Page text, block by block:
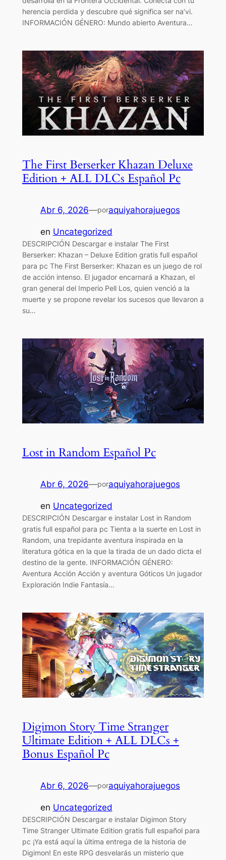
herencia perdida y descubre qué significa ser na’vi.
INFORMACIÓN GÉNERO: Mundo abierto Aventura…
The First Berserker Khazan Deluxe
Edition + ALL DLCs Español Pc
Abr 6, 2026—poraquiyahorajuegos
en Uncategorized
DESCRIPCIÓN Descargar e instalar The First
Berserker: Khazan – Deluxe Edition gratis full español
para pc The First Berserker: Khazan es un juego de rol
de acción intenso. El jugador encarnará a Khazan, el
gran general del Imperio Pell Los, quien venció a la
muerte y se propone revelar los sucesos que llevaron a
su…
Lost in Random Español Pc
Abr 6, 2026—poraquiyahorajuegos
en Uncategorized
DESCRIPCIÓN Descargar e instalar Lost in Random
gratis full español para pc Tienta a la suerte en Lost in
Random, una trepidante aventura inspirada en la
literatura gótica en la que la tirada de un dado dicta el
destino de la gente. INFORMACIÓN GÉNERO:
Aventura Acción Acción y aventura Góticos Un jugador
Exploración Indie Fantasía…
Digimon Story Time Stranger
Ultimate Edition + ALL DLCs +
Bonus Español Pc
Abr 6, 2026—poraquiyahorajuegos
en Uncategorized
DESCRIPCIÓN Descargar e instalar Digimon Story
Time Stranger Ultimate Edition gratis full español para
pc ¡Ya está aquí la última entrega de la historia de
Digimon! En este RPG desvelarás un misterio que